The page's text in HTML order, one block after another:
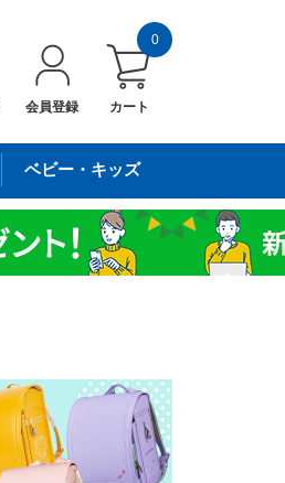
会員登録 カート
0
ベビー・キッズ